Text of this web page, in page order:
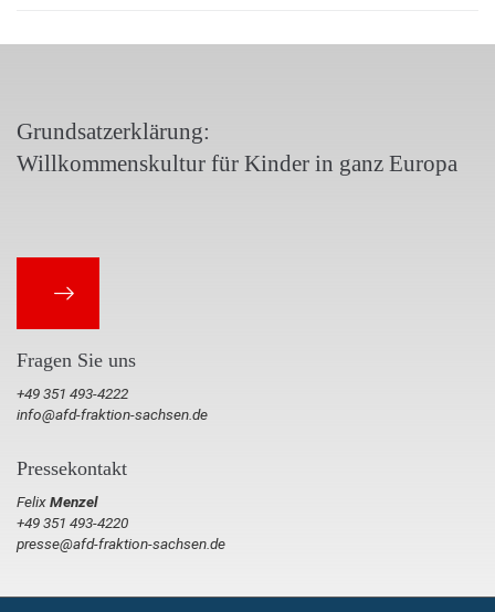
Grundsatzerklärung:
Willkommenskultur für Kinder in ganz Europa
Fragen Sie uns
+49 351 493-4222
info@afd-fraktion-sachsen.de
Pressekontakt
FelixMenzel
+49 351 493-4220
presse@afd-fraktion-sachsen.de